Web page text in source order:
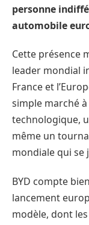
personne
automobile
Cette présence
leader mondial
France et
simple marché à
technologique,
même un
mondiale qui se
BYD compte
lancement
modèle, dont